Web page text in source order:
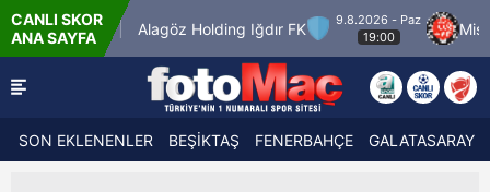
CANLI SKOR
ANA SAYFAAlagöz Holding Iğdır FK
9.8.2026 - Paz
19:00
SON EKLENENLER BEŞİKTAŞ FENERBAHÇE GALATASARAY